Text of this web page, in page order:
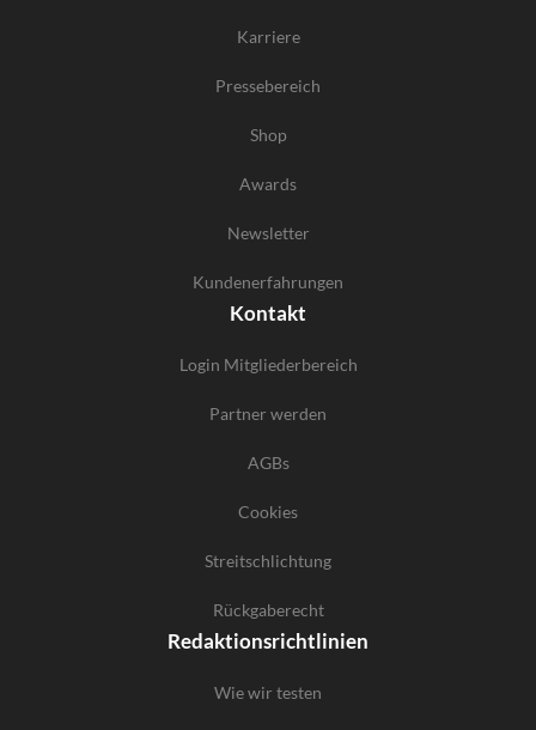
Karriere
Pressebereich
Shop
Awards
Newsletter
Kundenerfahrungen
Kontakt
Login Mitgliederbereich
Partner werden
AGBs
Cookies
Streitschlichtung
Rückgaberecht
Redaktionsrichtlinien
Wie wir testen